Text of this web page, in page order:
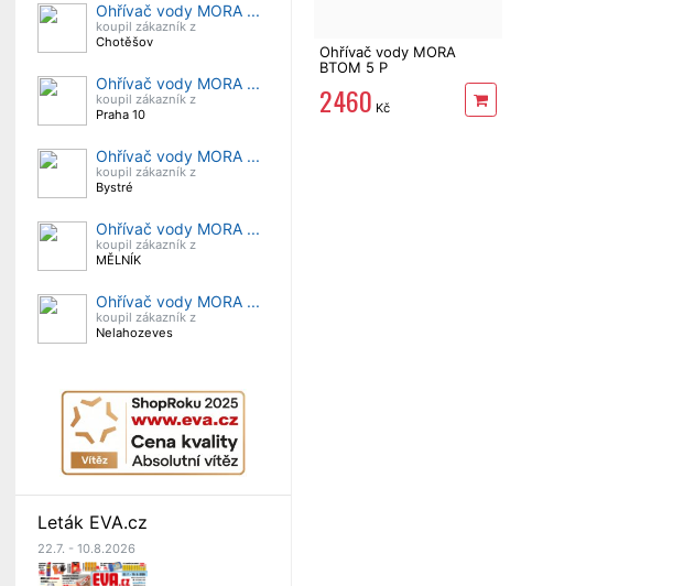
Ohřívač vody MORA ...
koupil zákazník z
Chotěšov
Ohřívač vody MORA ...
koupil zákazník z
Praha 10
Ohřívač vody MORA ...
koupil zákazník z
Bystré
Ohřívač vody MORA ...
koupil zákazník z
MĚLNÍK
Ohřívač vody MORA ...
koupil zákazník z
Nelahozeves
Leták EVA.cz
22.7. - 10.8.2026
Ohřívač vody MORA
BTOM 5 P
2 460 Kč